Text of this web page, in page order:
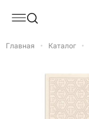
Главная Каталог